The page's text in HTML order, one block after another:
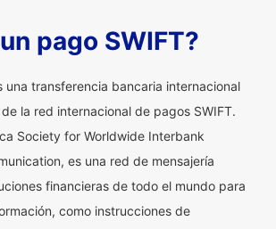
pago SWIFT?
una transferencia bancaria internacional
la red internacional de pagos SWIFT.
Society for Worldwide Interbank
es una red de mensajería
financieras de todo el mundo para
como instrucciones de